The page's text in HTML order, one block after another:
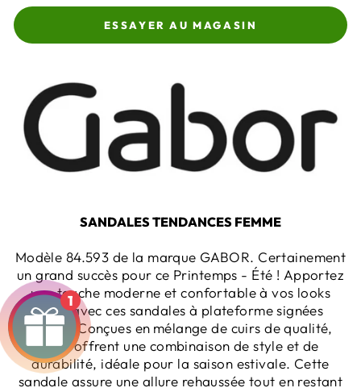
ESSAYER AU MAGASIN
SANDALES TENDANCES FEMME
Modèle 84.593 de la marque GABOR. Certainement
un grand succès pour ce Printemps - Été ! Apportez
une touche moderne et confortable à vos looks
d’été avec ces sandales à plateforme signées
Gabor. Conçues en mélange de cuirs de qualité,
elles offrent une combinaison de style et de
durabilité, idéale pour la saison estivale. Cette
sandale assure une allure rehaussée tout en restant
1